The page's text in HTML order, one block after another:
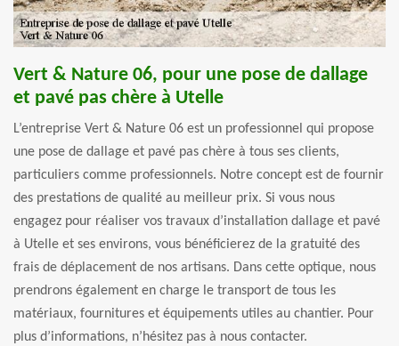
Vert & Nature 06, pour une pose de dallage
et pavé pas chère à Utelle
L’entreprise Vert & Nature 06 est un professionnel qui propose
une pose de dallage et pavé pas chère à tous ses clients,
particuliers comme professionnels. Notre concept est de fournir
des prestations de qualité au meilleur prix. Si vous nous
engagez pour réaliser vos travaux d’installation dallage et pavé
à Utelle et ses environs, vous bénéficierez de la gratuité des
frais de déplacement de nos artisans. Dans cette optique, nous
prendrons également en charge le transport de tous les
matériaux, fournitures et équipements utiles au chantier. Pour
plus d’informations, n’hésitez pas à nous contacter.